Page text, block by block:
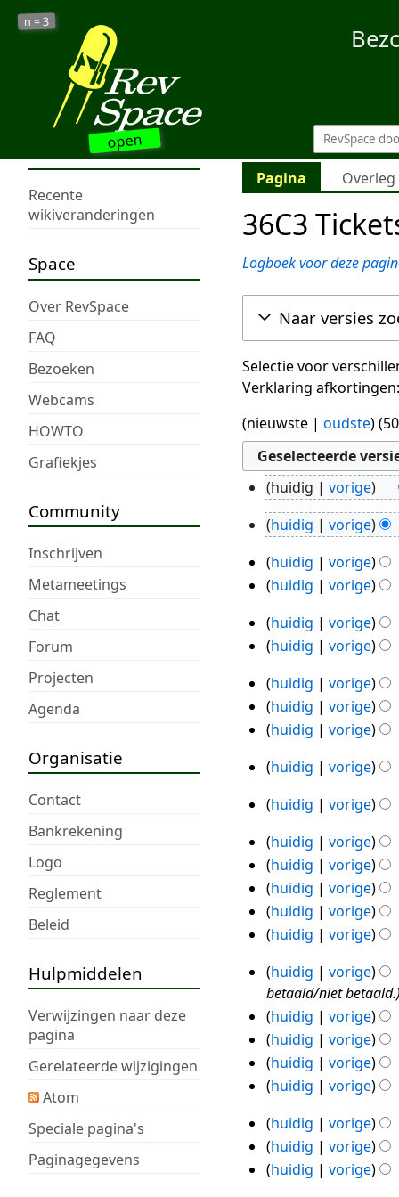
open
n =3
Recente
wikiveranderingen
Space
Over RevSpace
FAQ
Bezoeken
Webcams
HOWTO
Grafiekjes
Community
Inschrijven
Metameetings
Chat
Forum
Projecten
Agenda
Organisatie
Contact
Bankrekening
Logo
Reglement
Beleid
Hulpmiddelen
Verwijzingen naar deze
pagina
Gerelateerde wijzigingen
Atom
Speciale pagina's
Paginagegevens
Pagina Overleg
36C3
Logboek voor deze
Naar versies
Selectie voor
Verklaring afkortingen:
(nieuwste | oudste) (
17
dec
2019
huidig vorige
6
dec
2019
huidig vorige
e
e
b
e
w
e
r
k
i
n
g
s
a
m
e
n
a
t
t
i
n
g
30
okt
2019
huidig vorige
G
e
n
e
w
e
k
i
n
g
s
s
a
m
e
n
v
a
t
t
i
n
g
huidig vorige
e
e
b
e
w
r
k
n
g
s
s
a
m
e
n
v
a
t
t
i
n
g
29
okt
2019
huidig vorige
huidig
vorige
e
e
n
e
w
e
r
k
i
n
g
s
s
a
m
e
n
v
a
t
t
i
n
28
okt
2019
huidig vorige
huidig
vorige
huidig
vorige
27
okt
huidig vorige
26
okt
2019
huidig vorige
25
okt
2019
huidig vorige
huidig
vorige
huidig
vorige
huidig
vorige
G
e
n
b
e
w
e
k
i
n
huidig vorige
24
okt
2019
huidig vorige
betaald/niet betaald.
huidig
vorige
huidig
vorige
huidig
vorige
G
e
n
b
huidig vorige
e
e
n
23
okt
2019
huidig vorige
huidig
vorige
huidig
vorige